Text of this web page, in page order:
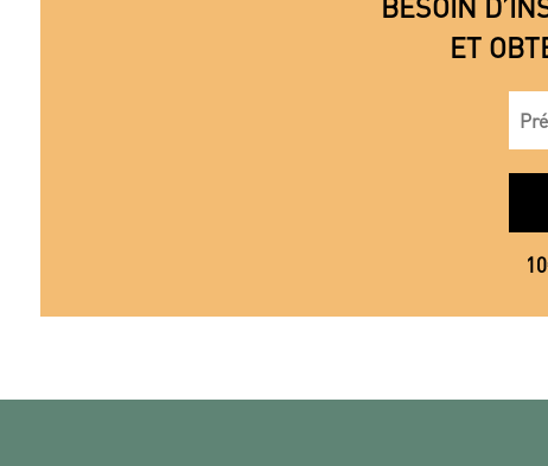
BESOIN
ET